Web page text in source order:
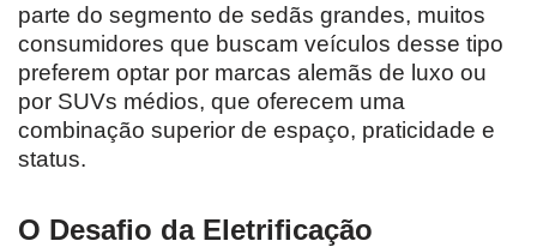
parte do segmento de sedãs grandes, muitos
consumidores que buscam veículos desse tipo
preferem optar por marcas alemãs de luxo ou
por SUVs médios, que oferecem uma
combinação superior de espaço, praticidade e
status.
O Desafio da Eletrificação